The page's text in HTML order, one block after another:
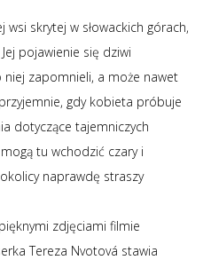
skrytej w słowackich górach,
pojawienie się dziwi
zapomnieli, a może nawet
gdy kobieta próbuje
dotyczące tajemniczych
tu wchodzić czary i
naprawdę straszy
zdjęciami filmie
Tereza Nvotová stawia